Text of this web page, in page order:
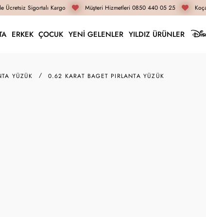
Ücretsiz Sigortalı Kargo Müşteri Hizmetleri 0850 440 05 25
ERKEK ÇOCUK YENİ GELENLER YILDIZ ÜRÜNLER
YÜZÜK 0.62 KARAT BAGET PIRLANTA YÜZÜK